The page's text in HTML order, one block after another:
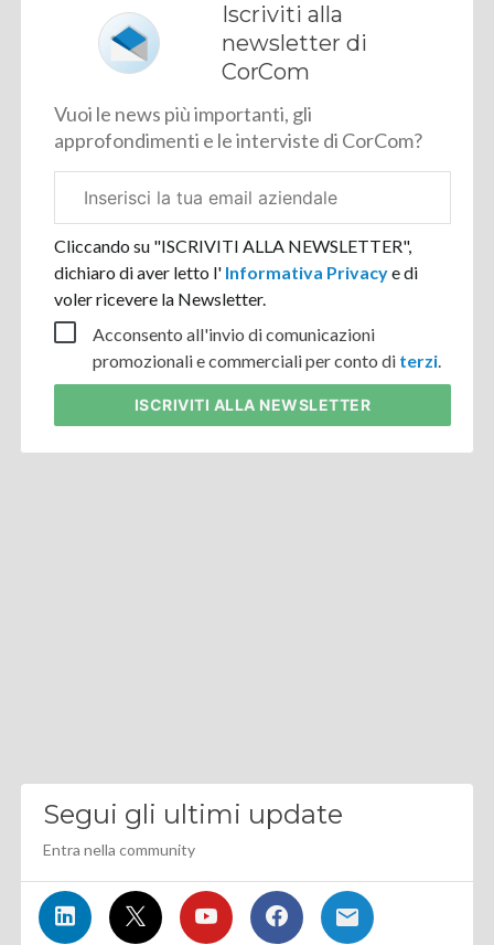
Iscriviti alla
newsletter di
CorCom
Vuoi le news più importanti, gli
approfondimenti e le interviste di CorCom?
aziendale
Cliccando su "ISCRIVITI ALLA NEWSLETTER",
dichiaro di aver letto l' Informativa Privacye di
voler ricevere la Newsletter.
Acconsento all'invio di comunicazioni
promozionali e commerciali per conto di terzi.
ISCRIVITI ALLA NEWSLETTER
Segui gli ultimi update
Entra nella community